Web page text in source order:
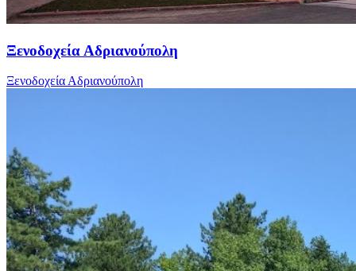
Ξενοδοχεία Αδριανούπολη
Ξενοδοχεία Αδριανούπολη